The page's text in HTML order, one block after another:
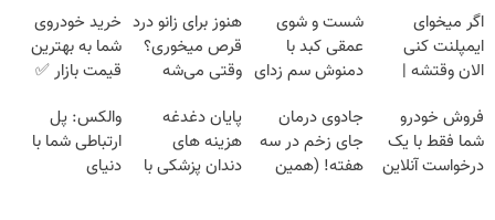
اگر میخوای
ایمپلنت کنی
الان وقتشه |
میلیون تومان!!!
شست و شوی
عمقی کبد با
دمنوش سم زدای
هنوز برای زانو درد
قرص میخوری؟
وقتی می‌شه
درمانش کرد؟؟؟؟
خرید خودروی
شما به بهترین
قیمت بازار ✅
فروش خودرو
شما فقط با یک
درخواست آنلاین
جادوی درمان
جای زخم در سه
هفته! (همین
پایان دغدغه
هزینه های
دندان پزشکی با
والکس: پل
ارتباطی شما با
دنیای